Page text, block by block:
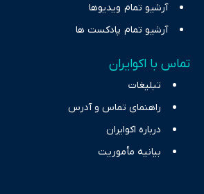
آرشیو تمام ویدیوها
آرشیو تمام پادکست ها
تماس با اکوایران
تبلیغات
راهنمای تماس و آدرس
درباره اکوایران
بیانیه مأموریت